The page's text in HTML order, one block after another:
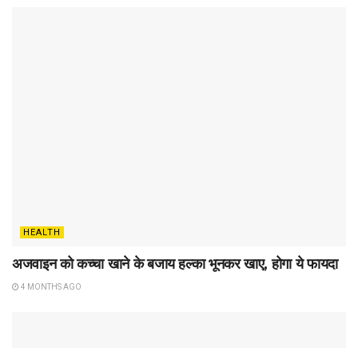
HEALTH
अजवाइन को कच्चा खाने के बजाय हल्का भूनकर खाए, होगा ये फायदा
4 MONTHS AGO